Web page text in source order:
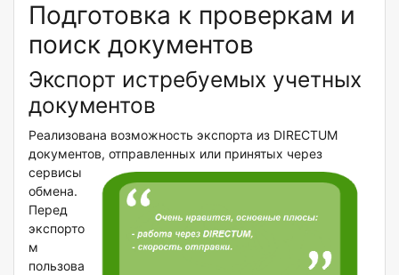
Подготовка к проверкам и
поиск документов
Экспорт истребуемых учетных
документов
Реализована возможность экспорта из DIRECTUM
документов, отправленных или принятых через
сервисы
обмена.
Перед
экспорто
м
пользова